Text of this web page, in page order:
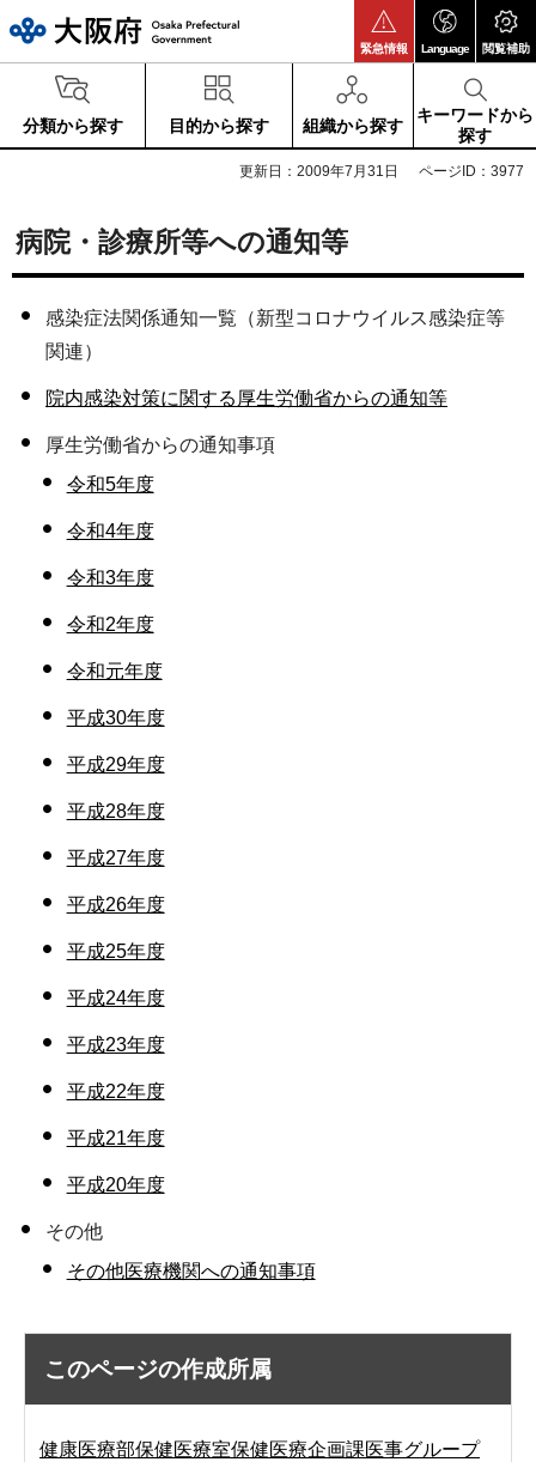
緊急情報 Language 閲覧補助
分類から探す 目的から探す 組織から探す
キーワードから
探す
更新日：2009年7月31日 ページID：3977
病院・診療所等への通知等
感染症法関係通知一覧（新型コロナウイルス感染症等
関連）
院内感染対策に関する厚生労働省からの通知等
厚生労働省からの通知事項
令和5年度
令和4年度
令和3年度
令和2年度
令和元年度
平成30年度
平成29年度
平成28年度
平成27年度
平成26年度
平成25年度
平成24年度
平成23年度
平成22年度
平成21年度
平成20年度
その他
その他医療機関への通知事項
このページの作成所属
健康医療部保健医療室保健医療企画課医事グループ